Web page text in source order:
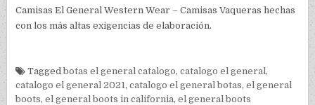
Camisas El General Western Wear – Camisas Vaqueras hechas
con los más altas exigencias de elaboración.
Taggedbotas el general catalogo,catalogo el general,
catalogo el general 2021 ,catalogo el general botas,el general
boots,el general boots in california,el general boots